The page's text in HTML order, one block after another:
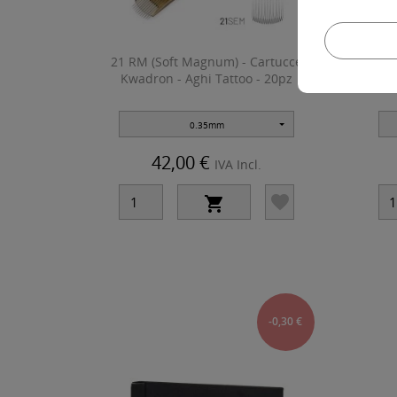
21 RM (Soft Magnum) - Cartucce
Kwadron - Aghi Tattoo - 20pz
0.35mm
42,00 € IVA Incl.
 
23
-0,30 €